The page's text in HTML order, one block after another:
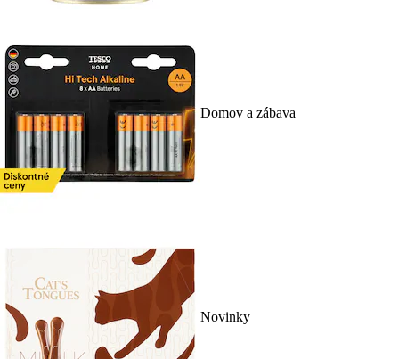
Domov a zábava
Novinky